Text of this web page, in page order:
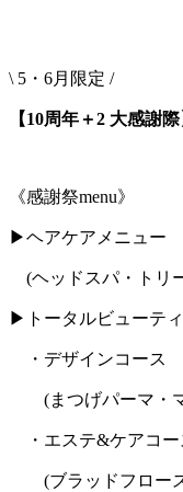
\ 5 ・6月限定 /
【10周年＋2 大感謝際
《感謝祭menu》
▶︎ヘアケアメニュー
(ヘッドスパ・トリ
▶︎ トータルビューテ
・デザインコース
(まつげパーマ・
・エステ&ケアコー
(ブラッドフロー